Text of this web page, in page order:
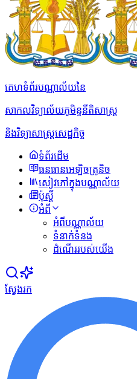
គេហទំព័របណ្ណាល័យនៃ
សាកលវិទ្យាល័យភូមិន្ទនីតិសាស្ត្រ
និងវិទ្យាសាស្ត្រសេដ្ឋកិច្ច
ទំព័រដើម
ធនធានអេឡិចត្រូនិច
សៀវភៅក្នុងបណ្ណាល័យ
ប៉ុស្ដិ៍
អំពី
អំពីបណ្ណាល័យ
ទំនាក់ទំនង
ដំណើររបស់យើង
ស្វែងរក